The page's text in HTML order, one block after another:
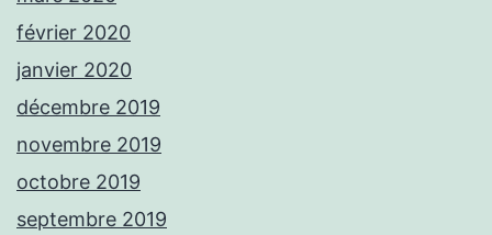
février 2020
janvier 2020
décembre 2019
novembre 2019
octobre 2019
septembre 2019